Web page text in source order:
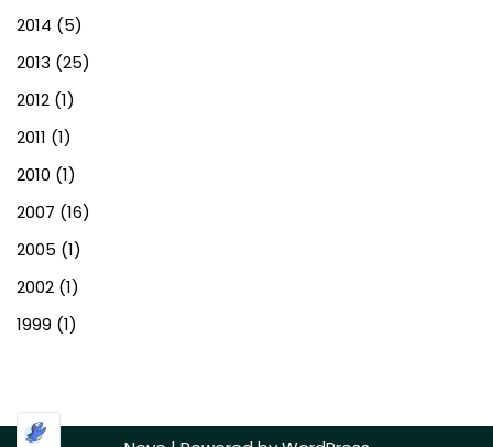
2014 (5)
2013 (25)
2012 (1)
2011 (1)
2010 (1)
2007 (16)
2005 (1)
2002 (1)
1999 (1)